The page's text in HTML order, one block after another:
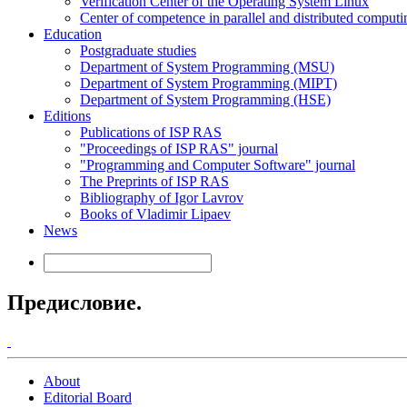
Center of competence in parallel and distributed
Education
Postgraduate studies
Department of System Programming (MSU)
Department of System Programming (MIPT)
Department of System Programming (HSE)
Editions
Publications of ISP RAS
"Proceedings of ISP RAS" journal
"Programming and Computer Software" journal
The Preprints of ISP RAS
Bibliography of Igor Lavrov
Books of Vladimir Lipaev
News
Предисловие.
About
Editorial Board